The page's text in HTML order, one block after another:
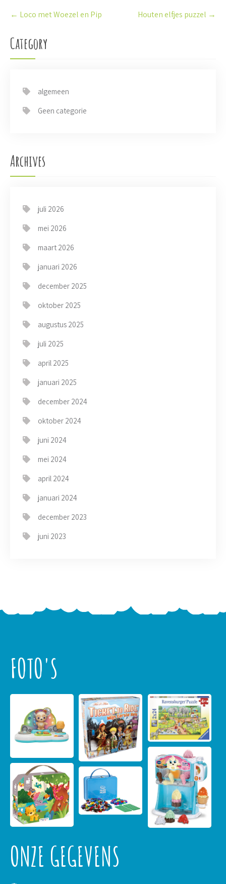
o
t
n
a
← Loco met Woezel en Pip Houten elfjes puzzel →
Category
algemeen
Geen categorie
Archives
juli 2026
mei 2026
maart 2026
januari 2026
december 2025
oktober 2025
augustus 2025
juli 2025
april 2025
januari 2025
december 2024
oktober 2024
juni 2024
mei 2024
april 2024
januari 2024
december 2023
juni 2023
FOTO'S
ONZE GEGEVENS